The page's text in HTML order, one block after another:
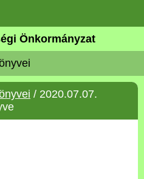
Önkormányzat
/ 2020.07.07.